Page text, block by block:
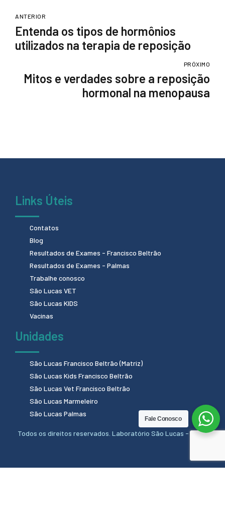
ANTERIOR
Entenda os tipos de hormônios
utilizados na terapia de reposição
PRÓXIMO
Mitos e verdades sobre a reposição
hormonal na menopausa
Links Úteis
Contatos
Blog
Resultados de Exames - Francisco Beltrão
Resultados de Exames - Palmas
Trabalhe conosco
São Lucas VET
São Lucas KIDS
Vacinas
Unidades
São Lucas Francisco Beltrão (Matriz)
São Lucas Kids Francisco Beltrão
São Lucas Vet Francisco Beltrão
São Lucas Marmeleiro
São Lucas Palmas
Todos os direitos reservados. Laboratório São Lucas - 2024.
Fale Conosco